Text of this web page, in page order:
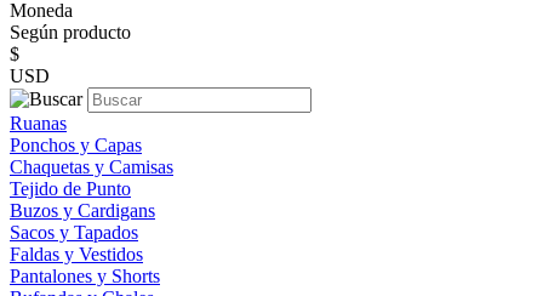
Moneda
Según producto
$
USD
Ruanas
Ponchos y Capas
Chaquetas y Camisas
Tejido de Punto
Buzos y Cardigans
Sacos y Tapados
Faldas y Vestidos
Pantalones y Shorts